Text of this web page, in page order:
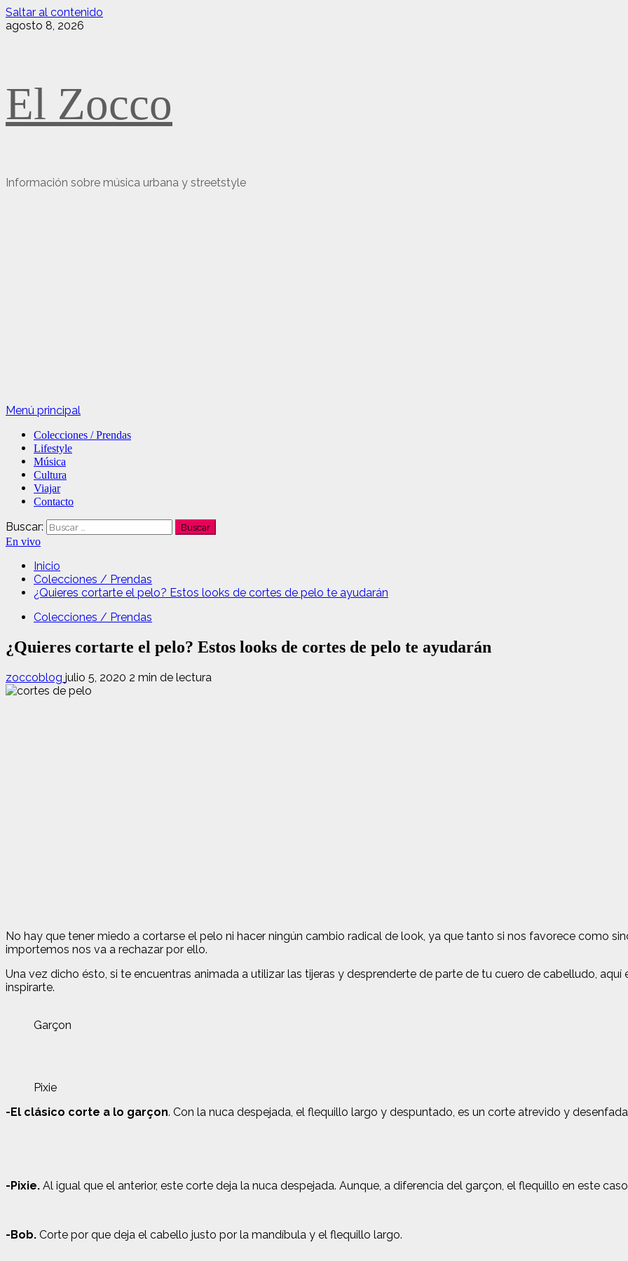
Saltar al contenido
agosto 8, 2026
El Zocco
Información sobre música urbana y streetstyle
Menú principal
Colecciones / Prendas
Lifestyle
Música
Cultura
Viajar
Contacto
Buscar:
En vivo
Inicio
Colecciones / Prendas
¿Quieres cortarte el pelo? Estos looks de cortes de pelo te ayudarán
Colecciones / Prendas
¿Quieres cortarte el pelo? Estos looks de cortes de pelo te ayudarán
zoccoblog julio 5, 2020 2 min de lectura
No hay que tener miedo a cortarse el pelo ni hacer ningún cambio radical de look, ya que tanto si nos favorece como
importemos nos va a rechazar por ello.
Una vez dicho ésto, si te encuentras animada a utilizar las tijeras y desprenderte de parte de tu cuero de cabelludo,
inspirarte.
Garçon
Pixie
-El clásico corte a lo garçon. Con la nuca despejada, el flequillo largo y despuntado, es un corte atrevido y
-Pixie. Al igual que el anterior, este corte deja la nuca despejada. Aunque, a diferencia del garçon, el flequillo en este
-Bob. Corte por que deja el cabello justo por la mandíbula y el flequillo largo.